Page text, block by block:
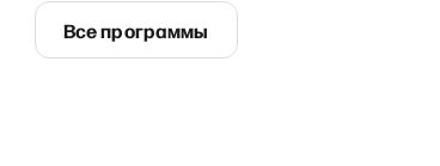
Все программы